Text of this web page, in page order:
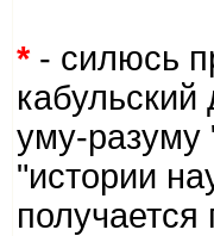
*- силюсь
уму-разуму
"истории
получается